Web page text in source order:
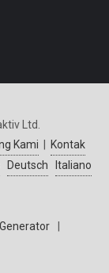
Ltd.
Kami
Kontak
Deutsch
Italiano
Generator